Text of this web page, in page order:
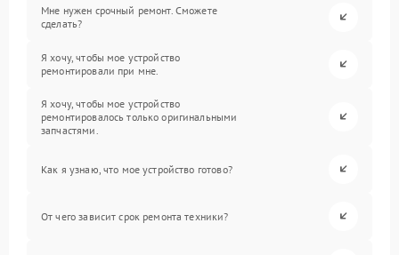
Мне нужен срочный ремонт. Сможете
сделать?
Я хочу, чтобы мое устройство
ремонтировали при мне.
Я хочу, чтобы мое устройство
ремонтировалось только оригинальными
запчастями.
Как я узнаю, что мое устройство готово?
От чего зависит срок ремонта техники?